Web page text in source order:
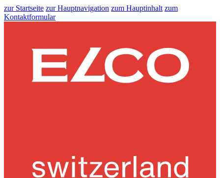
zur Startseite zur Hauptnavigation zum Hauptinhalt zum
Kontaktformular